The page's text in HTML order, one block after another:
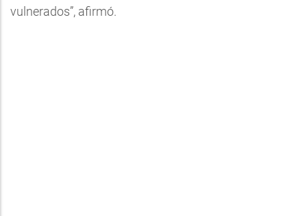
vulnerados”, afirmó.